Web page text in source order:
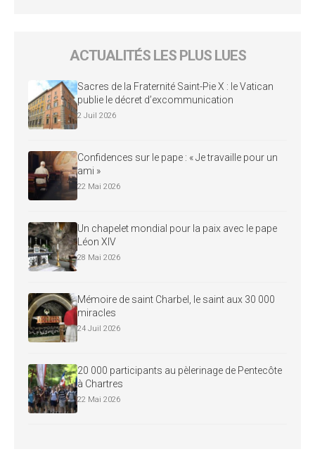
ACTUALITÉS LES PLUS LUES
Sacres de la Fraternité Saint-Pie X : le Vatican
publie le décret d’excommunication
2 Juil 2026
Confidences sur le pape : « Je travaille pour un
ami »
22 Mai 2026
Un chapelet mondial pour la paix avec le pape
Léon XIV
28 Mai 2026
Mémoire de saint Charbel, le saint aux 30 000
miracles
24 Juil 2026
20 000 participants au pèlerinage de Pentecôte
à Chartres
22 Mai 2026